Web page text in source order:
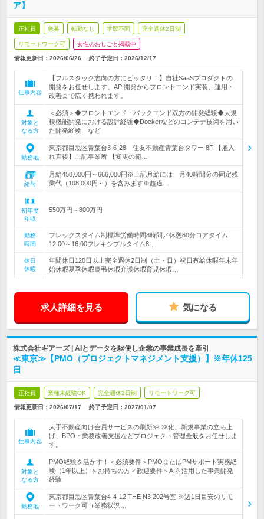
ア】
正社員 急募 転勤なし 学歴不問 完全週休2日制
リモートワーク可 女性のおしごと掲載中
情報更新日：2026/06/26 終了予定日： 2026/12/17
仕事内容
【フルスタック志向の方にピッタリ！】自社SaaSプロダクトの
開発をお任せします。API開発からフロントエンド実装、運用・
改善まで広く携われます。
対象と
なる方
＜必須＞◆フロントエンド・バックエンド双方の開発経験◆大規
模機能開発における設計経験◆Dockerなどのコンテナ技術を用い
た開発経験 など
勤務地
東京都目黒区青葉台3-6-28 住友不動産青葉台タワー 8F 【雇入
れ直後】上記事業所 【変更の範…
給与
月給458,000円～666,000円※上記月給には、月40時間分の固定残
業代（108,000円～）を含みます※超過…
初年度
年収
550万円～800万円
勤務
時間
フレックスタイム制標準労働時間8時間／休憩60分コアタイム
12:00～16:00フレキシブルタイム8…
休日
休暇
年間休日120日以上完全週休2日制（土・日）祝日有給休暇年末年
始休暇夏季休暇慶弔休暇介護休暇育児休暇…
求人詳細を見る 気になる
株式会社ギアーズ | AIとデータを駆使し企業の事業成長を牽引
≪東京≫【PMO（プロジェクトマネジメント支援）】※年休125
日
正社員 業種未経験OK 完全週休2日制 リモートワーク可
情報更新日：2026/07/17 終了予定日： 2027/01/07
仕事内容
大手不動産向け会員サービスの刷新やDX化、新規事業の立ち上
げ、BPO・業務改善支援などプロジェクト管理全般をお任せしま
す。
対象と
なる方
PMO経験を活かす！＜必須要件＞PMOまたはPMサポート実務経
験（1年以上）をお持ちの方＜歓迎要件＞AIを活用した事業開発
経験
勤務地
東京都目黒区青葉台4-4-12 THE N3 202号室 ※週1日目安のリモ
ートワーク可（業務状況…